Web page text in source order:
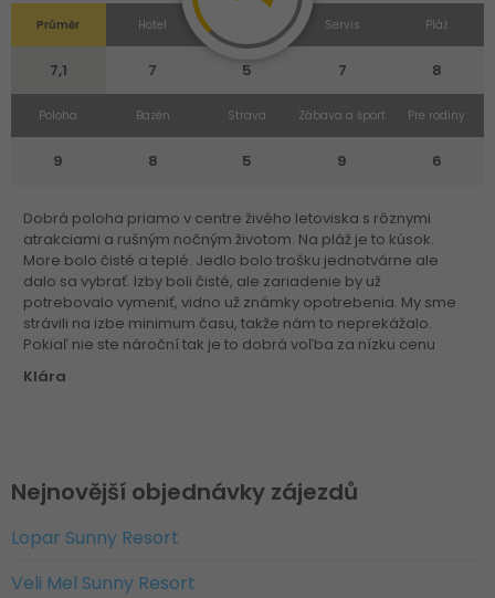
Průměr
7,1
Hotel
7 5
Servis
7
Pláž
8
Poloha
9
Bazén
8
Strava
5
Zábava a šport
9
Pre rodiny
6
Dobrá poloha priamo v centre živého letoviska s rôznymi
atrakciami a rušným nočným životom. Na pláž je to kúsok.
More bolo čisté a teplé. Jedlo bolo trošku jednotvárne ale
dalo sa vybrať. Izby boli čisté, ale zariadenie by už
potrebovalo vymeniť, vidno už známky opotrebenia. My sme
strávili na izbe minimum času, takže nám to neprekážalo.
Pokiaľ nie ste nároční tak je to dobrá voľba za nízku cenu
Klára
Nejnovější objednávky zájezdů
Lopar Sunny Resort
Veli Mel Sunny Resort